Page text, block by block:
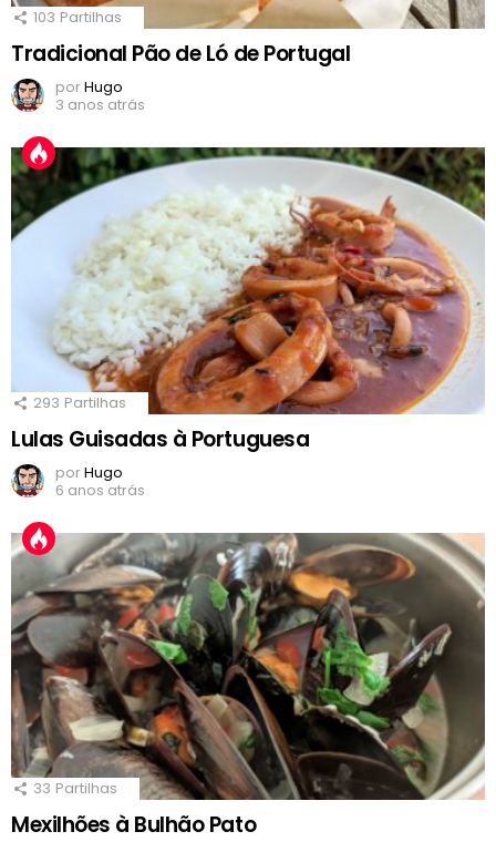
103 Partilhas
Tradicional Pão de Ló de Portugal
porHugo
3 anos atrás
293 Partilhas
Lulas Guisadas à Portuguesa
porHugo
6 anos atrás
33 Partilhas
Mexilhões à Bulhão Pato